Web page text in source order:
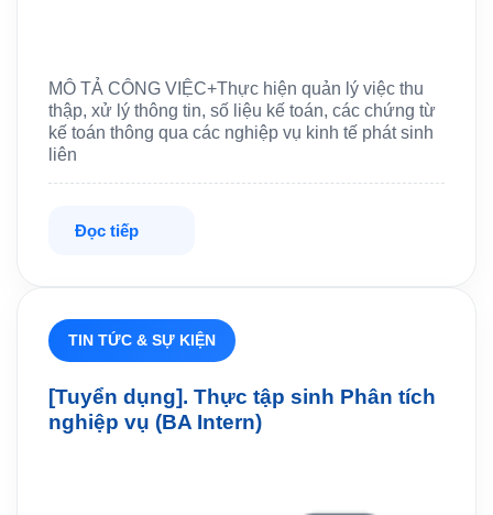
MÔ TẢ CÔNG VIỆC+Thực hiện quản lý việc thu
thập, xử lý thông tin, số liệu kế toán, các chứng từ
kế toán thông qua các nghiệp vụ kinh tế phát sinh
liên
Đọc tiếp
TIN TỨC & SỰ KIỆN
[Tuyển dụng]. Thực tập sinh Phân tích
nghiệp vụ (BA Intern)